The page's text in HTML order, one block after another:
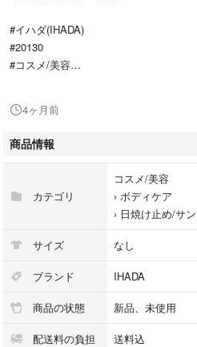
#イハダ(IHADA)
#20130
#コスメ/美容
4ヶ月前
商品情報
カテゴリ
コスメ/美容
› ボディケア
› 日焼け止め/サ
サイズ なし
ブランド IHADA
商品の状態 新品、未使用
配送料の負担 送料込